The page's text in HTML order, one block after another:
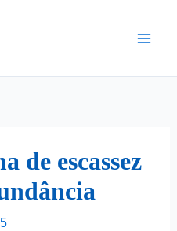
de escassez